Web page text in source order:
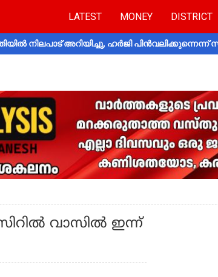
LATEST MONEY DISTRICT
നിലപാട് അറിയിച്ചു, ഹർജി പിൻവലിക്കുന്നെന്ന്
വാസില്‍ ഇന്ന്